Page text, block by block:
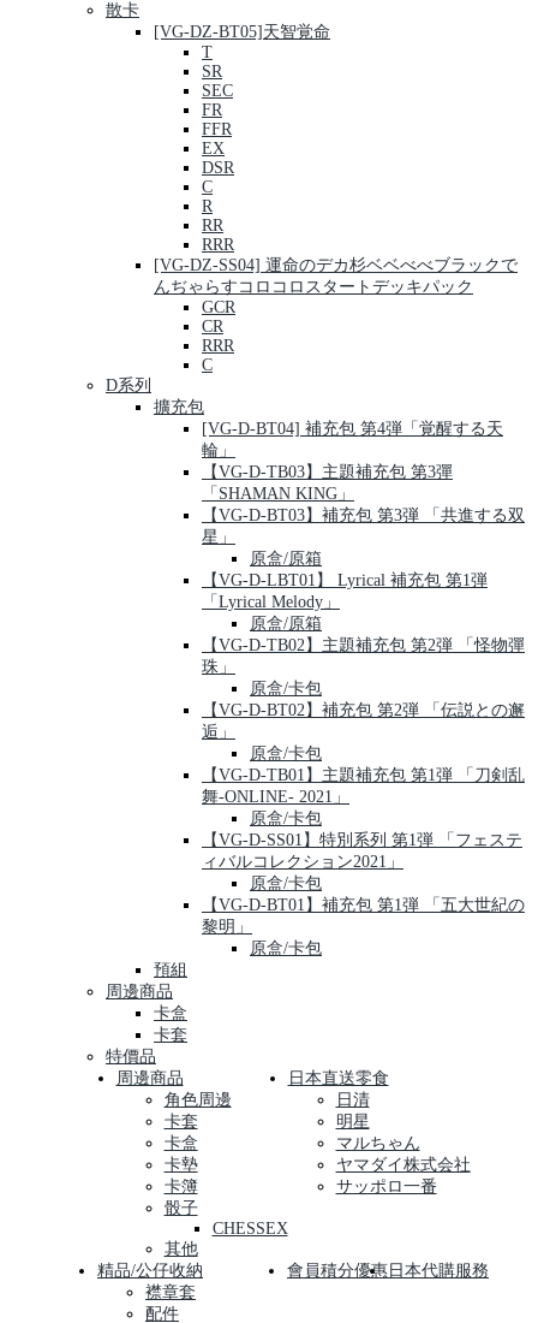
散卡
[VG-DZ-BT05]天智覚命
T
SR
SEC
FR
FFR
EX
DSR
C
R
RR
RRR
[VG-DZ-SS04] 運命のデカ杉ベベべべブラックで
んぢゃらすコロコロスタートデッキパック
GCR
CR
RRR
C
D系列
擴充包
[VG-D-BT04] 補充包 第4弾「覚醒する天
輪」
【VG-D-TB03】主題補充包 第3彈
「SHAMAN KING」
【VG-D-BT03】補充包 第3弾 「共進する双
星」
原盒/原箱
【VG-D-LBT01】 Lyrical 補充包 第1弾
「Lyrical Melody」
原盒/原箱
【VG-D-TB02】主題補充包 第2弾 「怪物彈
珠」
原盒/卡包
【VG-D-BT02】補充包 第2弾 「伝説との邂
逅」
原盒/卡包
【VG-D-TB01】主題補充包 第1弾 「刀剣乱
舞-ONLINE- 2021」
原盒/卡包
【VG-D-SS01】特別系列 第1弾 「フェステ
ィバルコレクション2021」
原盒/卡包
【VG-D-BT01】補充包 第1弾 「五大世紀の
黎明」
原盒/卡包
預組
周邊商品
卡盒
卡套
特價品
周邊商品
角色周邊
卡套
卡盒
卡墊
卡簿
骰子
CHESSEX
其他
日本直送零食
日清
明星
マルちゃん
ヤマダイ株式会社
サッポロ一番
精品/公仔收納
襟章套
配件
會員積分優惠 日本代購服務